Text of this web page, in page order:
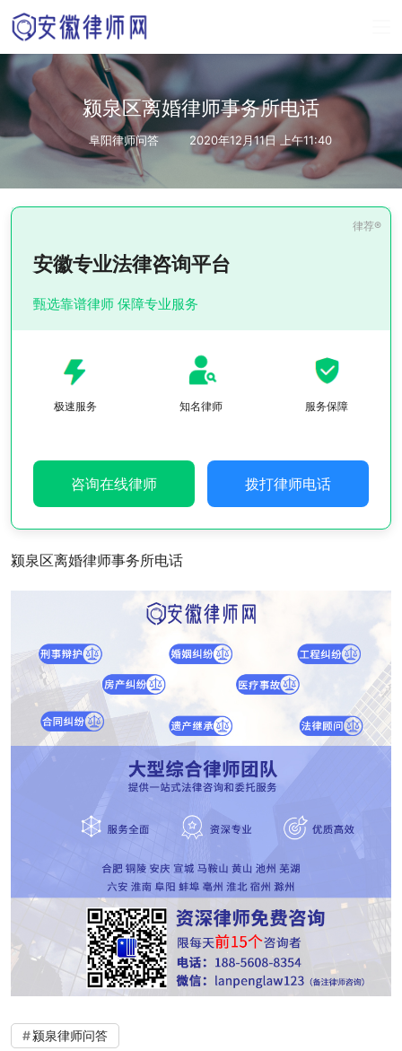
颍泉区离婚律师事务所电话
阜阳律师问答 2020年12月11日 上午11:40
安徽专业法律咨询平台
甄选靠谱律师 保障专业服务
极速服务 知名律师 服务保障
咨询在线律师 拨打律师电话
颍泉区离婚律师事务所电话
颍泉律师问答